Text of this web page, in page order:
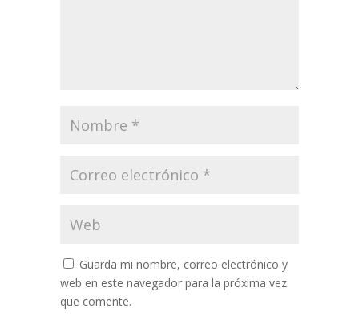
Guarda mi nombre, correo electrónico y
web en este navegador para la próxima vez
que comente.